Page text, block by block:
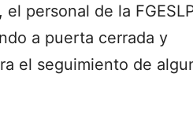
personal de la
a puerta cerrada y
el seguimiento de